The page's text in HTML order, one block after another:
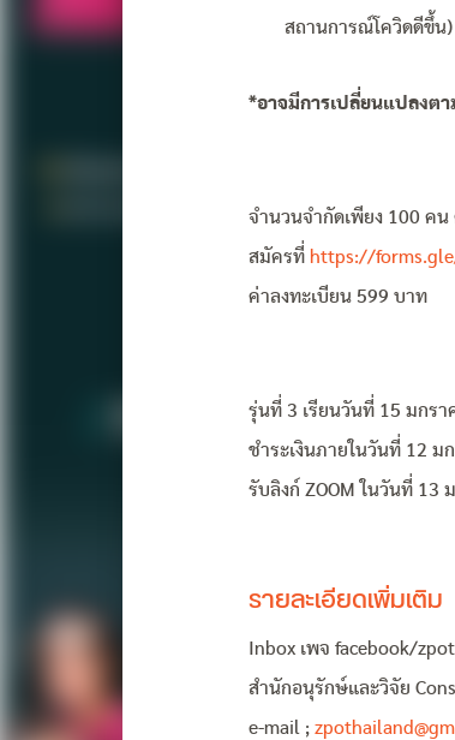
สถานการณ์โควิดดีขึ้น)
*อาจมีการเปลี่ยนแปลงตา
จำนวนจำกัดเพียง 100 คน
สมัครที่ https://
ค่าลงทะเบียน 599 บาท
รุ่นที่ 3 เรียนวันที่ 15 มกรา
ชำระเงินภายในวันที่ 12 ม
รับลิงก์ ZOOM ในวันที่ 13
รายละเอียดเพิ่มเติม
Inbox เพจ facebook/
สำนักอนุรักษ์และวิจัย
e-mail ;